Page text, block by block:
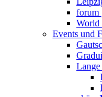
forum
World
Events und
Lange